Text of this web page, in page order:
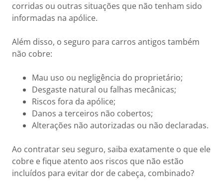
corridas ou outras situações que não tenham sido
informadas na apólice.
Além disso, o seguro para carros antigos também
não cobre:
Mau uso ou negligência do proprietário;
Desgaste natural ou falhas mecânicas;
Riscos fora da apólice;
Danos a terceiros não cobertos;
Alterações não autorizadas ou não declaradas.
Ao contratar seu seguro, saiba exatamente o que ele
cobre e fique atento aos riscos que não estão
incluídos para evitar dor de cabeça, combinado?